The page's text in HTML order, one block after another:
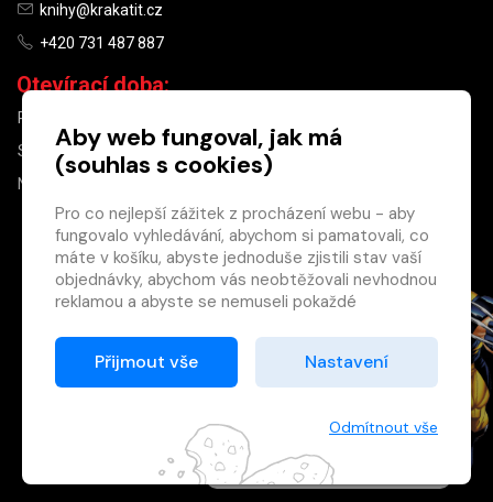
×
Máte u nás již
registrovaný
účet?
Registrací získáte slevu
na zboží ve výši 15 %
Registrovat
knihy@krakatit.cz
+420 731 487 887
Otevírací doba:
PO–PÁ
SO
10:00–13:00
NE
Zásady cookies
Aby web fungoval, jak má
(souhlas s cookies)
Pro co nejlepší zážitek z procházení webu - aby
fungovalo vyhledávání, abychom si pamatovali, co
máte v košíku, abyste jednoduše zjistili stav vaší
objednávky, abychom vás neobtěžovali nevhodnou
reklamou a abyste se nemuseli pokaždé
Proto od vás potřebujeme souhlas se
zpracováním souborů cookies
Děkujeme, že nám ho dáte a pomůžete nám tak
Přijmout vše Nastavení
Odmítnout vše